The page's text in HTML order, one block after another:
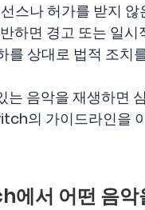
스나 허가를 받지
하면 경고 또는 일
를 상대로 법적 조
음악을 재생하면
의 가이드라인을
서 어떤 음악